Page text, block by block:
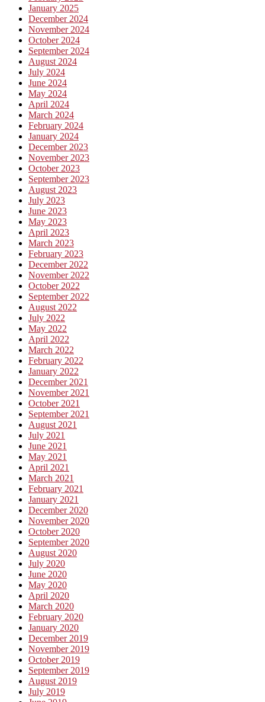
January 2025
December 2024
November 2024
October 2024
September 2024
August 2024
July 2024
June 2024
May 2024
April 2024
March 2024
February 2024
January 2024
December 2023
November 2023
October 2023
September 2023
August 2023
July 2023
June 2023
May 2023
April 2023
March 2023
February 2023
December 2022
November 2022
October 2022
September 2022
August 2022
July 2022
May 2022
April 2022
March 2022
February 2022
January 2022
December 2021
November 2021
October 2021
September 2021
August 2021
July 2021
June 2021
May 2021
April 2021
March 2021
February 2021
January 2021
December 2020
November 2020
October 2020
September 2020
August 2020
July 2020
June 2020
May 2020
April 2020
March 2020
February 2020
January 2020
December 2019
November 2019
October 2019
September 2019
August 2019
July 2019